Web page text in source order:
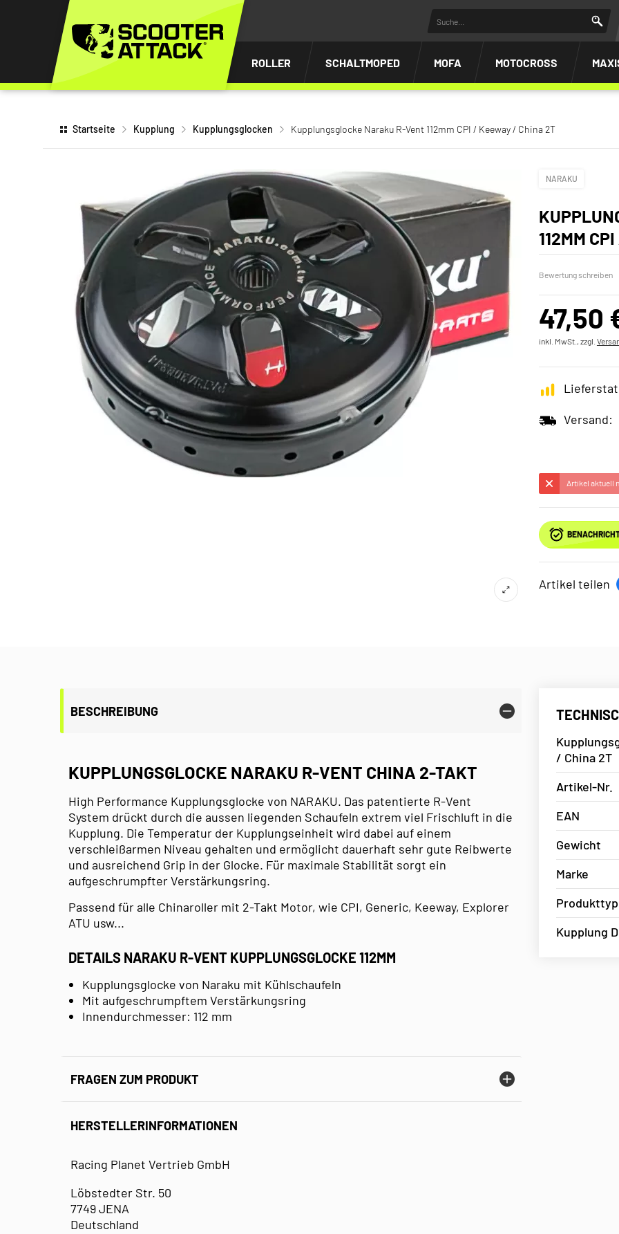
ROLLER SCHALTMOPED MOFA MOTOCROSS
Startseite Kupplung Kupplungsglocken Kupplungsglocke Naraku R-Vent 112mm CPI / Keeway / China 2T
NARAKU
112MM
Bewertung schreiben
47,50
inkl. MwSt., zzgl.
Versand:
Artikel aktuell
Artikel teilen
BESCHREIBUNG
KUPPLUNGSGLOCKE NARAKU R-VENT CHINA 2-TAKT
High Performance Kupplungsglocke von NARAKU. Das patentierte R-Vent
System drückt durch die aussen liegenden Schaufeln extrem viel Frischluft in die
Kupplung. Die Temperatur der Kupplungseinheit wird dabei auf einem
verschleißarmen Niveau gehalten und ermöglicht dauerhaft sehr gute Reibwerte
und ausreichend Grip in der Glocke. Für maximale Stabilität sorgt ein
aufgeschrumpfter Verstärkungsring.
Passend für alle Chinaroller mit 2-Takt Motor, wie CPI, Generic, Keeway, Explorer
ATU usw...
DETAILS NARAKU R-VENT KUPPLUNGSGLOCKE 112MM
Kupplungsglocke von Naraku mit Kühlschaufeln
Mit aufgeschrumpftem Verstärkungsring
Innendurchmesser: 112 mm
FRAGEN ZUM PRODUKT
HERSTELLERINFORMATIONEN
Racing Planet Vertrieb GmbH
Löbstedter Str. 50
7749 JENA
Deutschland
/ China 2T
Artikel-Nr.
EAN
Gewicht
Marke
Produkttyp
Kupplung